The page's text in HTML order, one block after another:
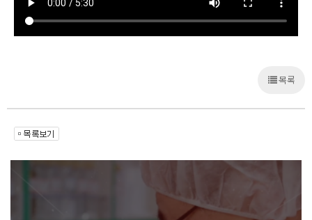
목록
열람중